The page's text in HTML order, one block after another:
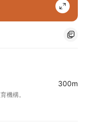
機構。
300m